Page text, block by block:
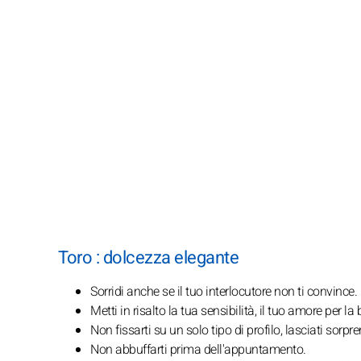
Toro : dolcezza elegante
Sorridi anche se il tuo interlocutore non ti convince.
Metti in risalto la tua sensibilità, il tuo amore per la
Non fissarti su un solo tipo di profilo, lasciati
Non abbuffarti prima dell'appuntamento.